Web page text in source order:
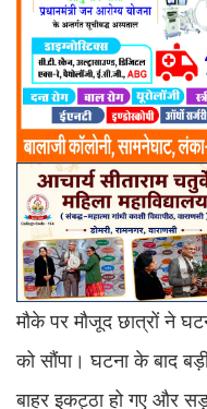
मौके पर मौजूद छात्रों ने
को सौंपा। घटना के बाद
बाहर इकट्ठा हो गए और